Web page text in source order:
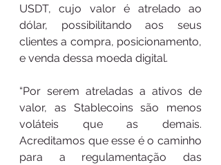
USDT, cujo valor é atrelado ao
dólar, possibilitando aos seus
clientes a compra, posicionamento,
e venda dessa moeda digital.
“Por serem atreladas a ativos de
valor, as Stablecoins são menos
voláteis que as demais.
Acreditamos que esse é o caminho
para a regulamentação das